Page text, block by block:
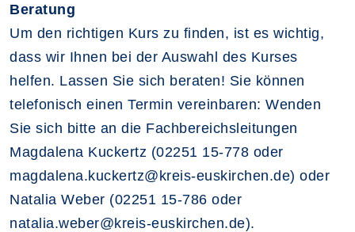
Beratung
Um den richtigen Kurs zu finden, ist es wichtig,
dass wir Ihnen bei der Auswahl des Kurses
helfen. Lassen Sie sich beraten! Sie können
telefonisch einen Termin vereinbaren: Wenden
Sie sich bitte an die Fachbereichsleitungen
Magdalena Kuckertz (02251 15-778 oder
magdalena.kuckertz@kreis-euskirchen.de) oder
Natalia Weber (02251 15-786 oder
natalia.weber@kreis-euskirchen.de).